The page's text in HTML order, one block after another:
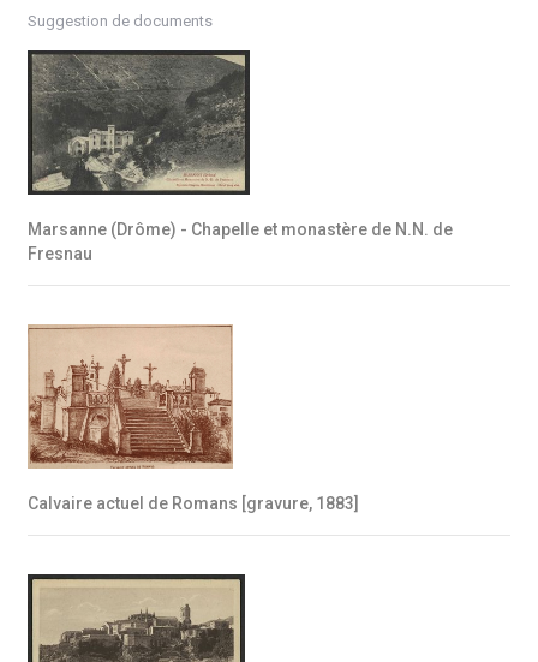
Suggestion de documents
Marsanne (Drôme) - Chapelle et monastère de N.N. de
Fresnau
Calvaire actuel de Romans [gravure, 1883]